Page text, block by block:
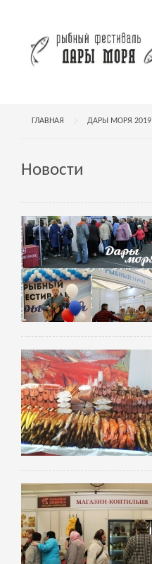
ГЛАВНАЯ ДАРЫ МОРЯ 2019
Новости